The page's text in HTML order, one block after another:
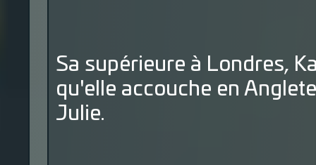
Sa supérieure à Londres,
qu'elle accouche en
Julie.